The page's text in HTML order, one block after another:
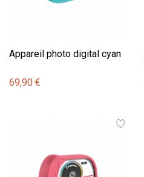
Appareil photo digital cyan
69,90 €